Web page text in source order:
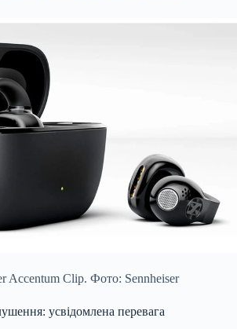
Accentum Clip. Фото: Sennheiser
усвідомлена перевага